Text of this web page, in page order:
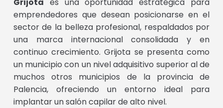
emprendedores que desean posicionarse en el
sector de la belleza profesional, respaldados por
una marca internacional consolidada y en
continuo crecimiento. Grijota se presenta como
un municipio con un nivel adquisitivo superior al de
muchos otros municipios de la provincia de
Palencia, ofreciendo un entorno ideal para
implantar un salón capilar de alto nivel.